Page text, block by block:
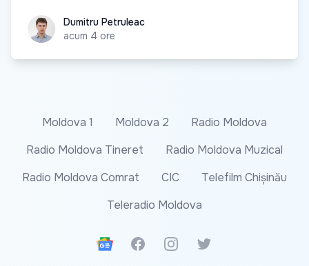
Dumitru Petruleac
Dumitru Petruleac
acum 4 ore
Moldova 1 Moldova 2
Radio Moldova
Radio Moldova Tineret
Radio Moldova Muzical
Radio Moldova Comrat
CIC
Telefilm Chișinău
Teleradio Moldova
Google News
FacebookInstagramTwitter